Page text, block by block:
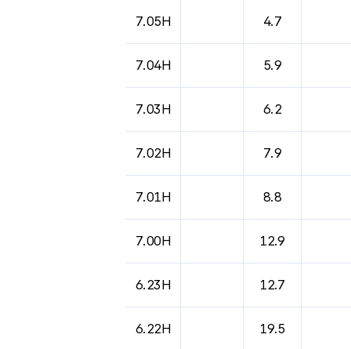
7.05H 4.7
7.04H 5.9
7.03H 6.2
7.02H 7.9
7.01H 8.8
7.00H 12.9
6.23H 12.7
6.22H 19.5